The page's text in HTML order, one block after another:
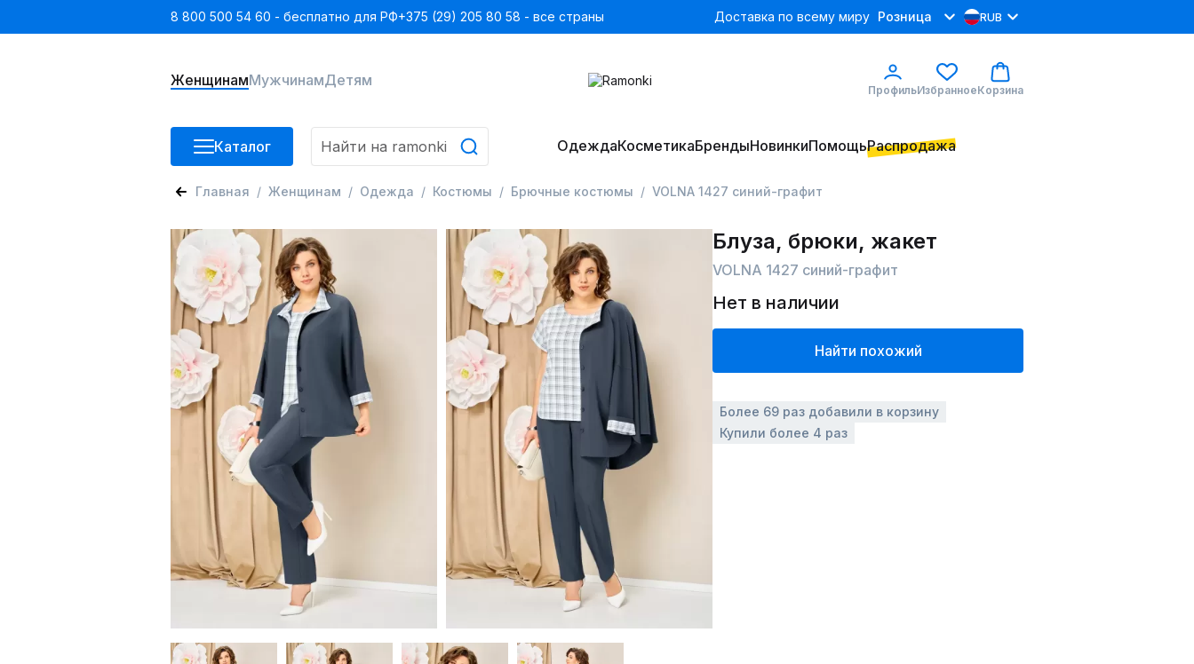
8 800 500 54 60 - бесплатно для РФ+375 (29) 205 80 58 - все страны Доставка по всему миру Розница RUB
ЖенщинамМужчинамДетям
ПрофильИзбранноеКорзина
Каталог ОдеждаКосметикаБрендыНовинкиПомощьРаспродажа
Главная Женщинам Одежда Костюмы Брючные костюмы VOLNA 1427 синий-графит
Блуза, брюки, жакет
VOLNA 1427 синий-графит
Нет в наличии
Найти похожий
Более 69 раз добавили в корзину
Купили более 4 раз